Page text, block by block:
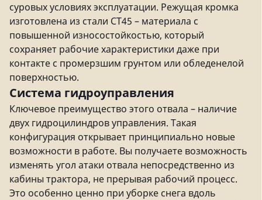
суровых условиях эксплуатации. Режущая кромка
изготовлена из стали СТ45 – материала с
повышенной износостойкостью, который
сохраняет рабочие характеристики даже при
контакте с промерзшим грунтом или обледенелой
поверхностью.
Система гидроуправления
Ключевое преимущество этого отвала – наличие
двух гидроцилиндров управления. Такая
конфигурация открывает принципиально новые
возможности в работе. Вы получаете возможность
изменять угол атаки отвала непосредственно из
кабины трактора, не прерывая рабочий процесс.
Это особенно ценно при уборке снега вдоль